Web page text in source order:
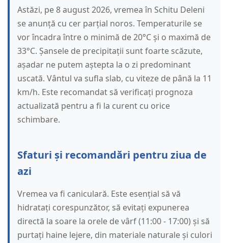
Astăzi, pe 8 august 2026, vremea în Schitu Deleni
se anunță cu cer parțial noros. Temperaturile se
vor încadra între o minimă de 20°C și o maximă de
33°C. Șansele de precipitații sunt foarte scăzute,
așadar ne putem aștepta la o zi predominant
uscată. Vântul va sufla slab, cu viteze de până la 11
km/h. Este recomandat să verificați prognoza
actualizată pentru a fi la curent cu orice
schimbare.
Sfaturi și recomandări pentru ziua de
azi
Vremea va fi caniculară. Este esențial să vă
hidratați corespunzător, să evitați expunerea
directă la soare la orele de vârf (11:00 - 17:00) și să
purtați haine lejere, din materiale naturale și culori